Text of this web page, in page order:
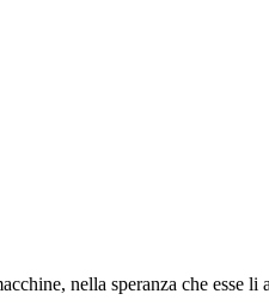
nella speranza che